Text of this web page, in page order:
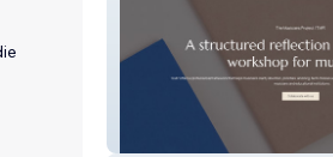
The Musicians Project